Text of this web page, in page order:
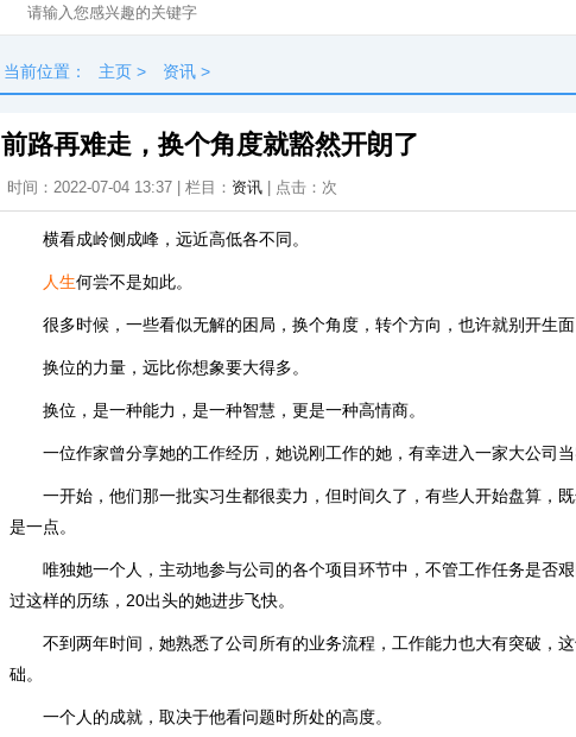
当前位置： 主页 > 资讯 >
前路再难走，换个角度就豁然开朗了
时间：2022-07-04 13:37 | 栏目： 资讯 | 点击： 次
横看成岭侧成峰，远近高低各不同。
人生何尝不是如此。
很多时候，一些看似无解的困局，换个角度，转个方向，也许就别开生面
换位的力量，远比你想象要大得多。
换位，是一种能力，是一种智慧，更是一种高情商。
一位作家曾分享她的工作经历，她说刚工作的她，有幸进入一家大公司当
一开始，他们那一批实习生都很卖力，但时间久了，有些人开始盘算，
是一点。
唯独她一个人，主动地参与公司的各个项目环节中，不管工作任务是否
过这样的历练，20出头的她进步飞快。
不到两年时间，她熟悉了公司所有的业务流程，工作能力也大有突破，
础。
一个人的成就，取决于他看问题时所处的高度。